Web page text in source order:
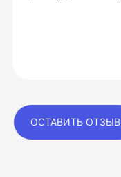
ОСТАВИТЬ ОТЗЫВ